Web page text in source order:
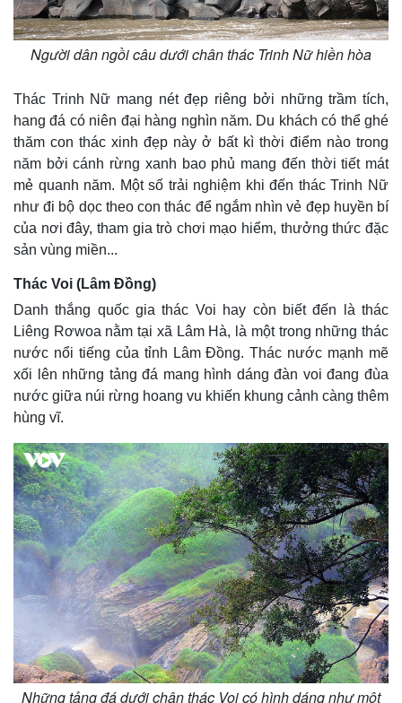
Kinh tế
Bất động sản
Thị trường
Chứng khoán
Giá cà phê
Người dân ngồi câu dưới chân thác Trinh Nữ hiền hòa
Thác Trinh Nữ mang nét đẹp riêng bởi những trầm tích,
hang đá có niên đại hàng nghìn năm. Du khách có thể ghé
thăm con thác xinh đẹp này ở bất kì thời điểm nào trong
năm bởi cánh rừng xanh bao phủ mang đến thời tiết mát
mẻ quanh năm. Một số trải nghiệm khi đến thác Trinh Nữ
như đi bộ dọc theo con thác để ngắm nhìn vẻ đẹp huyền bí
của nơi đây, tham gia trò chơi mạo hiểm, thưởng thức đặc
sản vùng miền...
Thác Voi (Lâm Đồng)
Danh thắng quốc gia thác Voi hay còn biết đến là thác
Liêng Rơwoa nằm tại xã Lâm Hà, là một trong những thác
nước nổi tiếng của tỉnh Lâm Đồng. Thác nước mạnh mẽ
xối lên những tảng đá mang hình dáng đàn voi đang đùa
nước giữa núi rừng hoang vu khiến khung cảnh càng thêm
hùng vĩ.
Những tảng đá dưới chân thác Voi có hình dáng như một